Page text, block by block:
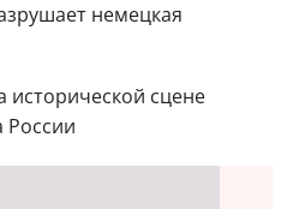
немецкая
исторической сцене
России